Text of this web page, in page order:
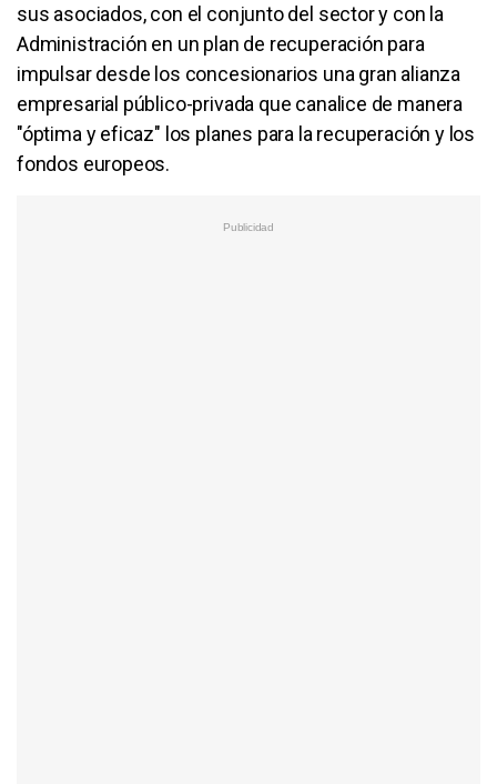
sus asociados, con el conjunto del sector y con la
Administración en un plan de recuperación para
impulsar desde los concesionarios una gran alianza
empresarial público-privada que canalice de manera
"óptima y eficaz" los planes para la recuperación y los
fondos europeos.